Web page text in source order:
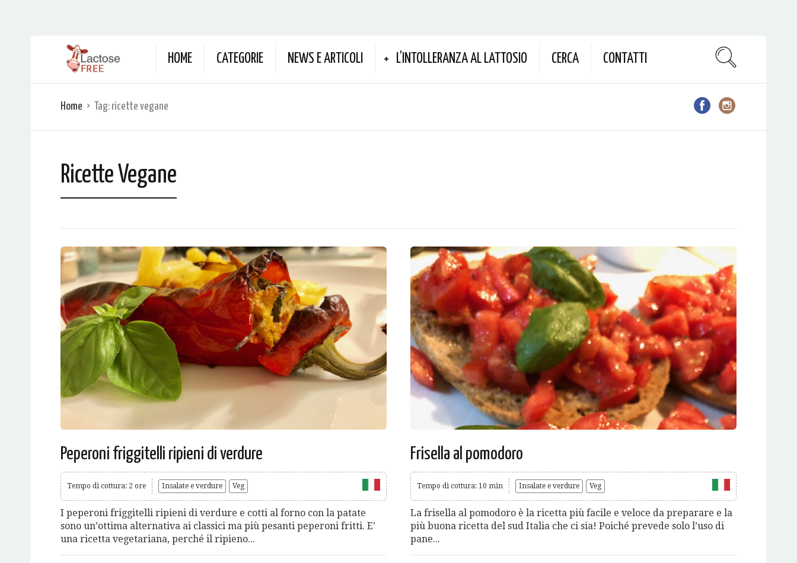
HOME CATEGORIE NEWS E ARTICOLI L’INTOLLERANZA AL LATTOSIO CERCA CONTATTI
Home Tag: ricette vegane
Ricette Vegane
Peperoni friggitelli ripieni di verdure
Tempo di cottura: 2 ore Insalate e verdure Veg
I peperoni friggitelli ripieni di verdure e cotti al forno con la patate
sono un’ottima alternativa ai classici ma più pesanti peperoni fritti. E’
una ricetta vegetariana, perché il ripieno...
Frisella al pomodoro
Tempo di cottura: 10 min Insalate e verdure Veg
La frisella al pomodoro è la ricetta più facile e veloce da preparare e la
più buona ricetta del sud Italia che ci sia! Poiché prevede solo l’uso di
pane...